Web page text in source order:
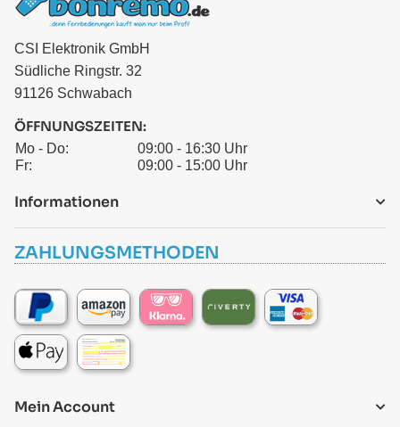
CSI Elektronik GmbH
Südliche Ringstr. 32
91126 Schwabach
ÖFFNUNGSZEITEN:
Mo - Do:
09:00 - 16:30 Uhr
Fr:
09:00 - 15:00 Uhr
Informationen
ZAHLUNGSMETHODEN
Mein Account